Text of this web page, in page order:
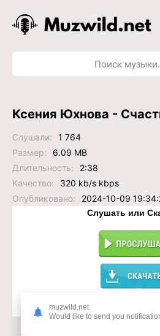
Ксения Юхнова -
Слушали:
1 764
Размер:
6.09 MB
Длительность:
2:38
Качество:
320 kb/s kbps
Опубликовано:
2024-10-09
Слушать или
Доступ к
muzwild.net
Would like to send you